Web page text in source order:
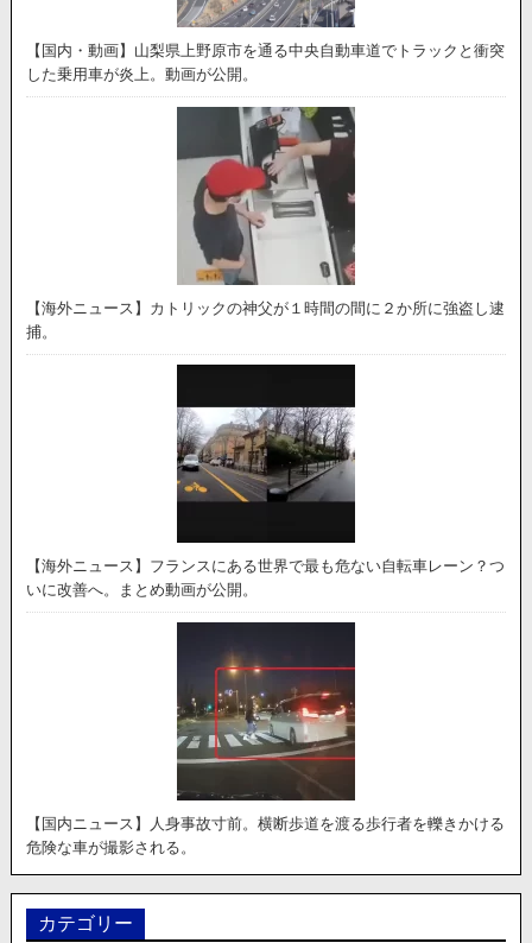
【国内・動画】山梨県上野原市を通る中央自動車道でトラックと衝突
した乗用車が炎上。動画が公開。
【海外ニュース】カトリックの神父が１時間の間に２か所に強盗し逮
捕。
【海外ニュース】フランスにある世界で最も危ない自転車レーン？つ
いに改善へ。まとめ動画が公開。
【国内ニュース】人身事故寸前。横断歩道を渡る歩行者を轢きかける
危険な車が撮影される。
カテゴリー